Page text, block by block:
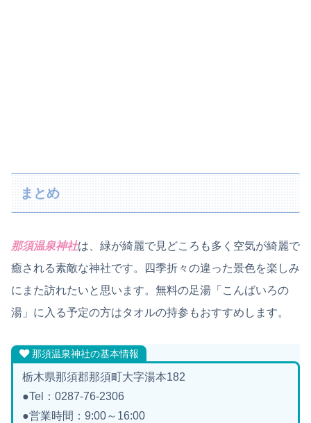
まとめ
那須温泉神社は、緑が綺麗で見どころも多く空気が綺麗で
癒される素敵な神社です。四季折々の違った景色を楽しみ
にまた訪れたいと思います。無料の足湯「こんばいろの
湯」に入る予定の方はタオルの持参もおすすめします。
那須温泉神社の基本情報
栃木県那須郡那須町大字湯本182
●Tel：0287-76-2306
●営業時間：9:00～16:00